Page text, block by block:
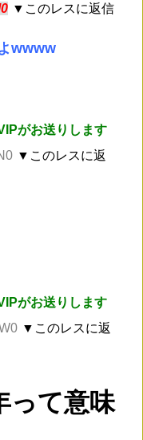
▼このレスに返信
wwww
がお送りします
▼このレスに返
がお送りします
▼このレスに返
って意味